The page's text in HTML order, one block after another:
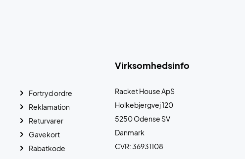
Virksomhedsinfo
Racket House ApS
Holkebjergvej 120
5250 Odense SV
Danmark
CVR: 36931108
Fortryd ordre
Reklamation
Returvarer
Gavekort
Rabatkode